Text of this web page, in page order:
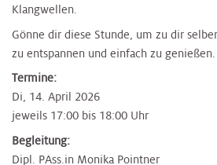
Klangwellen.
Gönne dir diese Stunde, um zu dir
zu entspannen und einfach zu genießen.
Termine:
Di, 14. April 2026
jeweils 17:00 bis 18:00 Uhr
Begleitung:
Dipl. PAss.in Monika Pointner